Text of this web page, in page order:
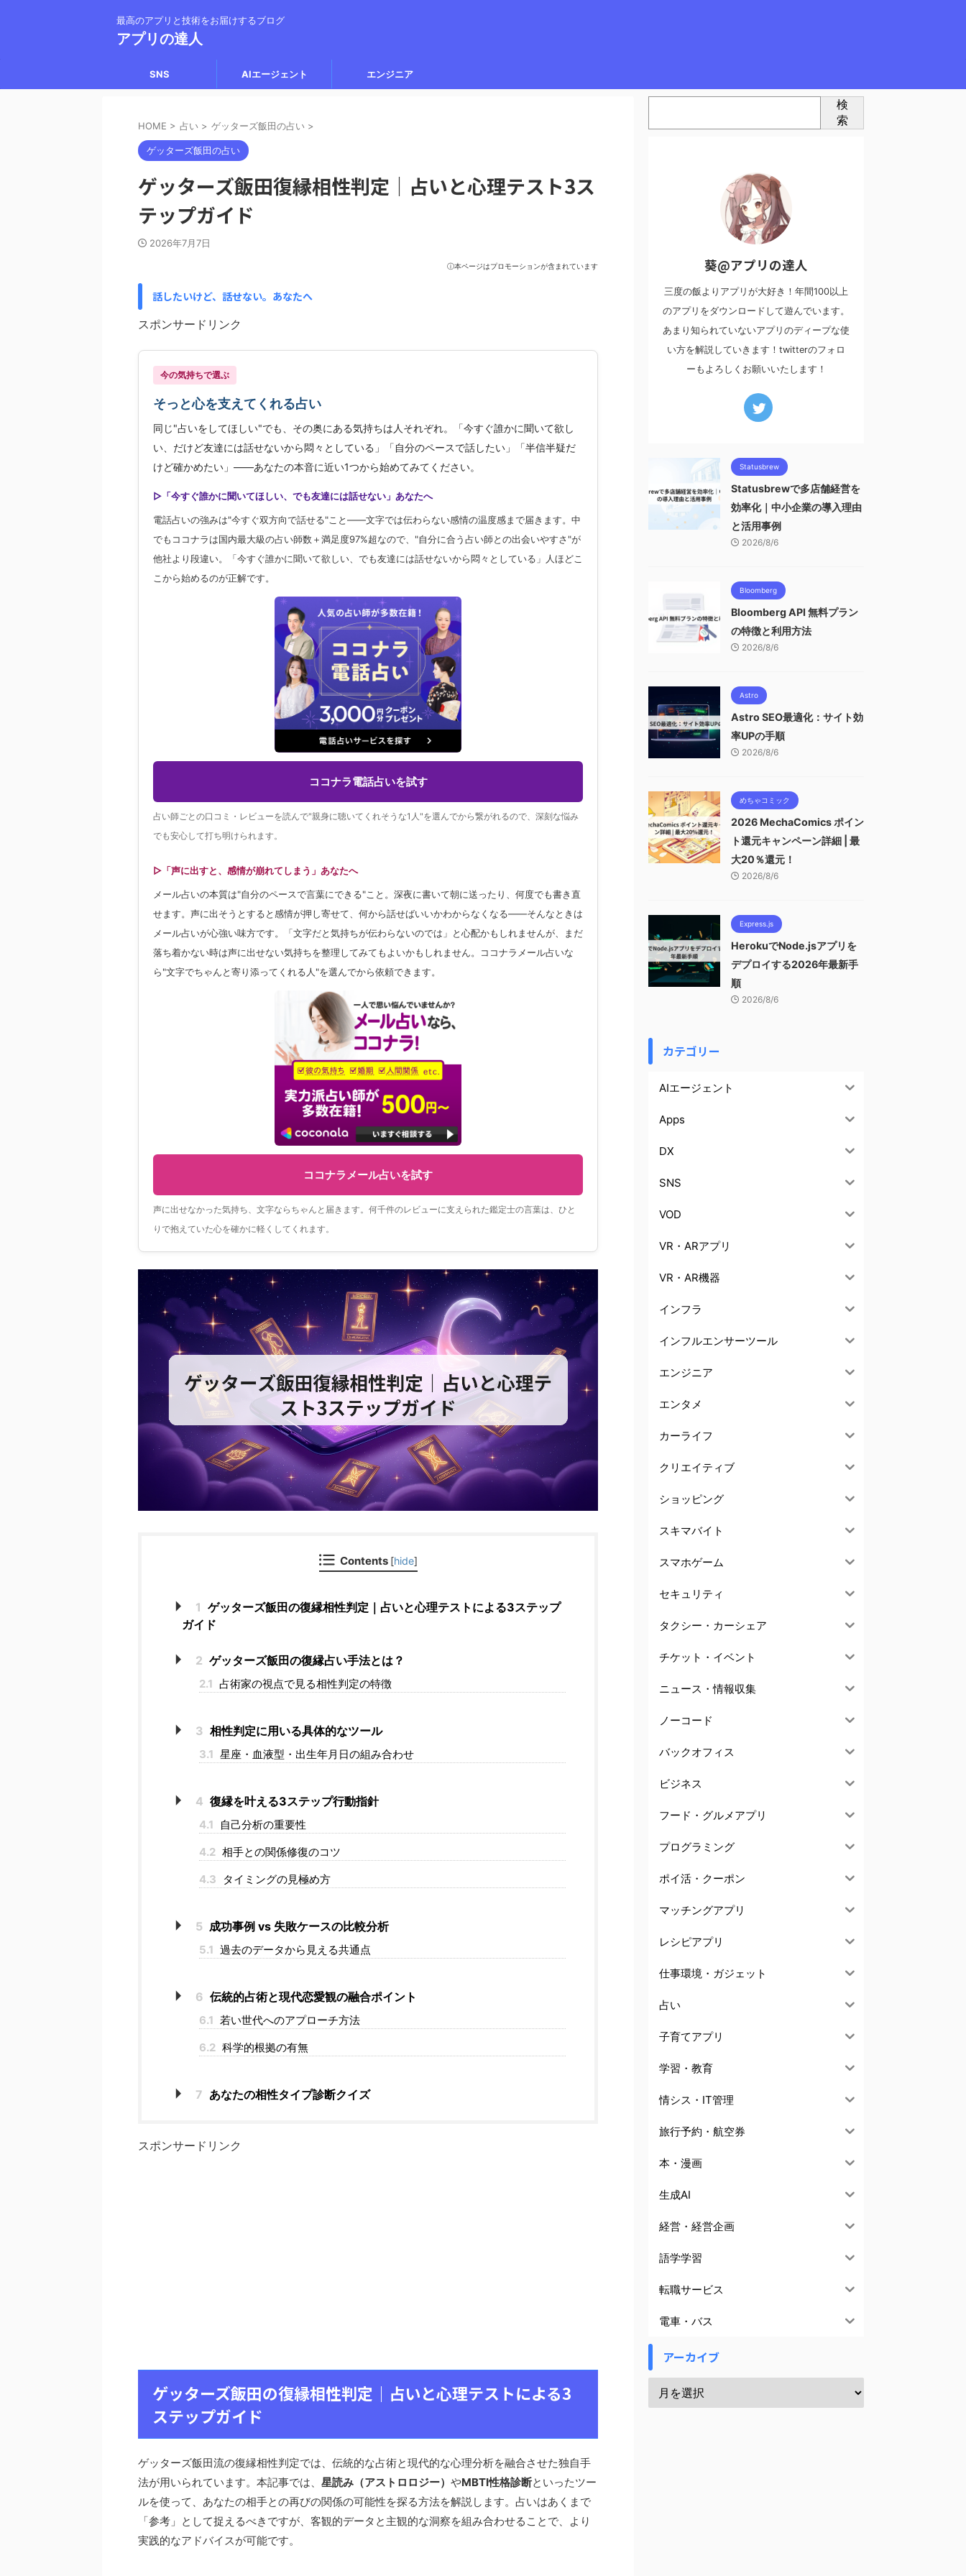
最高のアプリと技術をお届けするブログ
アプリの達人
SNS AIエージェント エンジニア
HOME > 占い > ゲッターズ飯田の占い >
ゲッターズ飯田の占い
ゲッターズ飯田復縁相性判定｜占いと心理テスト3ス
テップガイド
2026年7月7日
ⓘ本ページはプロモーションが含まれています
話したいけど、話せない。あなたへ
スポンサードリンク
今の気持ちで選ぶ
そっと心を支えてくれる占い
同じ"占いをしてほしい"でも、その奥にある気持ちは人それぞれ。「今すぐ誰かに聞いて欲し
い、だけど友達には話せないから悶々としている」「自分のペースで話したい」「半信半疑だ
けど確かめたい」——あなたの本音に近い1つから始めてみてください。
▷「今すぐ誰かに聞いてほしい、でも友達には話せない」あなたへ
電話占いの強みは"今すぐ双方向で話せる"こと——文字では伝わらない感情の温度感まで届きます。中
でもココナラは国内最大級の占い師数＋満足度97%超なので、"自分に合う占い師との出会いやすさ"が
他社より段違い。「今すぐ誰かに聞いて欲しい、でも友達には話せないから悶々としている」人ほどこ
こから始めるのが正解です。
ココナラ電話占いを試す
占い師ごとの口コミ・レビューを読んで"親身に聴いてくれそうな1人"を選んでから繋がれるので、深刻な悩み
でも安心して打ち明けられます。
▷「声に出すと、感情が崩れてしまう」あなたへ
メール占いの本質は"自分のペースで言葉にできる"こと。深夜に書いて朝に送ったり、何度でも書き直
せます。声に出そうとすると感情が押し寄せて、何から話せばいいかわからなくなる——そんなときは
メール占いが心強い味方です。「文字だと気持ちが伝わらないのでは」と心配かもしれませんが、まだ
落ち着かない時は声に出せない気持ちを整理してみてもよいかもしれません。ココナラメール占いな
ら"文字でちゃんと寄り添ってくれる人"を選んでから依頼できます。
ココナラメール占いを試す
声に出せなかった気持ち、文字ならちゃんと届きます。何千件のレビューに支えられた鑑定士の言葉は、ひと
りで抱えていた心を確かに軽くしてくれます。
Contents [hide]
1 ゲッターズ飯田の復縁相性判定｜占いと心理テストによる3ステップ
ガイド
2 ゲッターズ飯田の復縁占い手法とは？
2.1 占術家の視点で見る相性判定の特徴
3 相性判定に用いる具体的なツール
3.1 星座・血液型・出生年月日の組み合わせ
4 復縁を叶える3ステップ行動指針
4.1
自己分析の重要性
4.2 相手との関係修復のコツ
4.3
タイミングの見極め方
5 成功事例 vs 失敗ケースの比較分析
5.1 過去のデータから見える共通点
6 伝統的占術と現代恋愛観の融合ポイント
6.1 若い世代へのアプローチ方法
6.2 科学的根拠の有無
7 あなたの相性タイプ診断クイズ
スポンサードリンク
ゲッターズ飯田の復縁相性判定｜占いと心理テストによる3
ステップガイド
ゲッターズ飯田流の復縁相性判定では、伝統的な占術と現代的な心理分析を融合させた独自手
法が用いられています。本記事では、 星読み（アストロロジー） やMBTI性格診断といったツー
ルを使って、あなたの相手との再びの関係の可能性を探る方法を解説します。占いはあくまで
「参考」として捉えるべきですが、客観的データと主観的な洞察を組み合わせることで、より
実践的なアドバイスが可能です。
検
索
葵@アプリの達人
三度の飯よりアプリが大好き！年間100以上
のアプリをダウンロードして遊んでいます。
あまり知られていないアプリのディープな使
い方を解説していきます！twitterのフォロ
ーもよろしくお願いいたします！
Statusbrew
Statusbrewで多店舗経営を
効率化｜中小企業の導入理由
と活用事例
2026/8/6
Bloomberg
Bloomberg API 無料プラン
の特徴と利用方法
2026/8/6
Astro
Astro SEO最適化：サイト効
率UPの手順
2026/8/6
めちゃコミック
2026 MechaComics ポイン
ト還元キャンペーン詳細 | 最
大20％還元！
2026/8/6
Express.js
HerokuでNode.jsアプリを
デプロイする2026年最新手
順
2026/8/6
カテゴリー
AIエージェント
Apps
DX
SNS
VOD
VR・ARアプリ
VR・AR機器
インフラ
インフルエンサーツール
エンジニア
エンタメ
カーライフ
クリエイティブ
ショッピング
スキマバイト
スマホゲーム
セキュリティ
タクシー・カーシェア
チケット・イベント
ニュース・情報収集
ノーコード
バックオフィス
ビジネス
フード・グルメアプリ
プログラミング
ポイ活・クーポン
マッチングアプリ
レシピアプリ
仕事環境・ガジェット
占い
子育てアプリ
学習・教育
情シス・IT管理
旅行予約・航空券
本・漫画
生成AI
経営・経営企画
語学学習
転職サービス
電車・バス
アーカイブ